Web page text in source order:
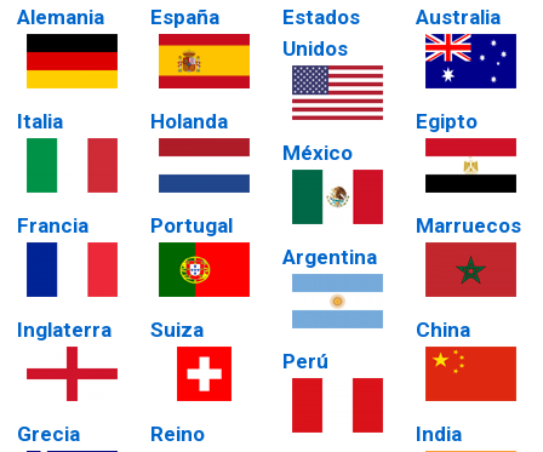
Alemania
Italia
Francia
Inglaterra
Grecia
España
Holanda
Portugal
Suiza
Reino
Estados
Unidos
México
Argentina
Perú
Australia
Egipto
Marruecos
China
India